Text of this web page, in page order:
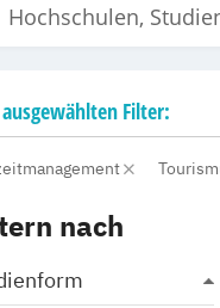
ausgewählten Filter:
nach